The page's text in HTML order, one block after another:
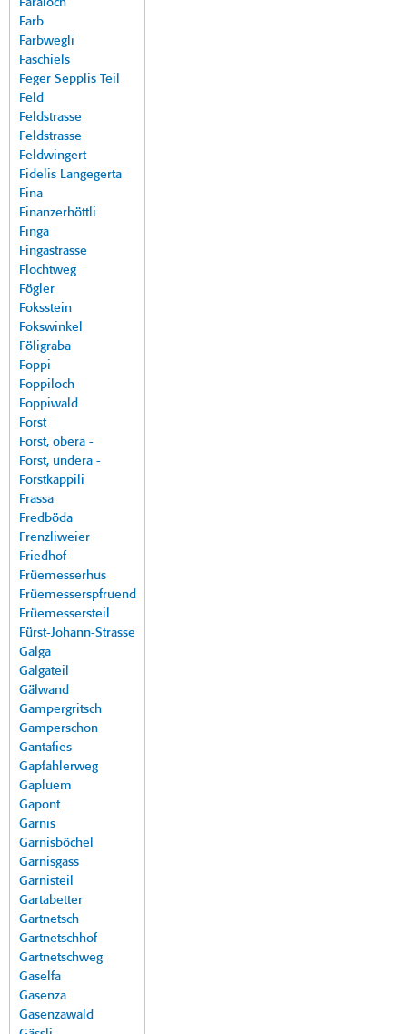
Faraloch
Farb
Farbwegli
Faschiels
Feger Sepplis Teil
Feld
Feldstrasse
Feldstrasse
Feldwingert
Fidelis Langegerta
Fina
Finanzerhöttli
Finga
Fingastrasse
Flochtweg
Fögler
Foksstein
Fokswinkel
Föligraba
Foppi
Foppiloch
Foppiwald
Forst
Forst, obera -
Forst, undera -
Forstkappili
Frassa
Fredböda
Frenzliweier
Friedhof
Früemesserhus
Früemesserspfruend
Früemessersteil
Fürst-Johann-Strasse
Galga
Galgateil
Gälwand
Gampergritsch
Gamperschon
Gantafies
Gapfahlerweg
Gapluem
Gapont
Garnis
Garnisböchel
Garnisgass
Garnisteil
Gartabetter
Gartnetsch
Gartnetschhof
Gartnetschweg
Gaselfa
Gasenza
Gasenzawald